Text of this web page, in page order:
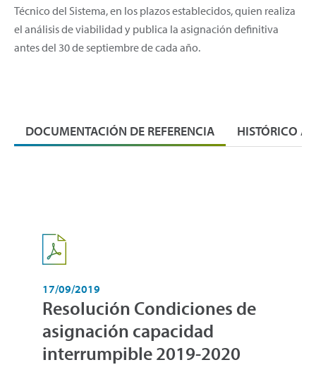
Técnico del Sistema, en los plazos establecidos, quien realiza
el análisis de viabilidad y publica la asignación definitiva
antes del 30 de septiembre de cada año.
DOCUMENTACIÓN DE REFERENCIA HISTÓRICO
17/09/2019
Resolución Condiciones de
asignación capacidad
interrumpible 2019-2020